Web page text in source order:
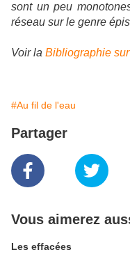
sont un peu
réseau sur le genre
Voir la Bibliographie
#Au fil de l'eau
Partager
Vous aimerez
Les effacées